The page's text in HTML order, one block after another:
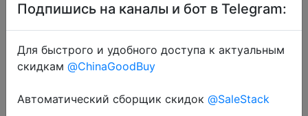
Перейти в магазин
Подпишись на каналы и бот в Telegram:
Для быстрого и удобного доступа к актуальным
скидкам @ChinaGoodBuy
Автоматический сборщик скидок @SaleStack